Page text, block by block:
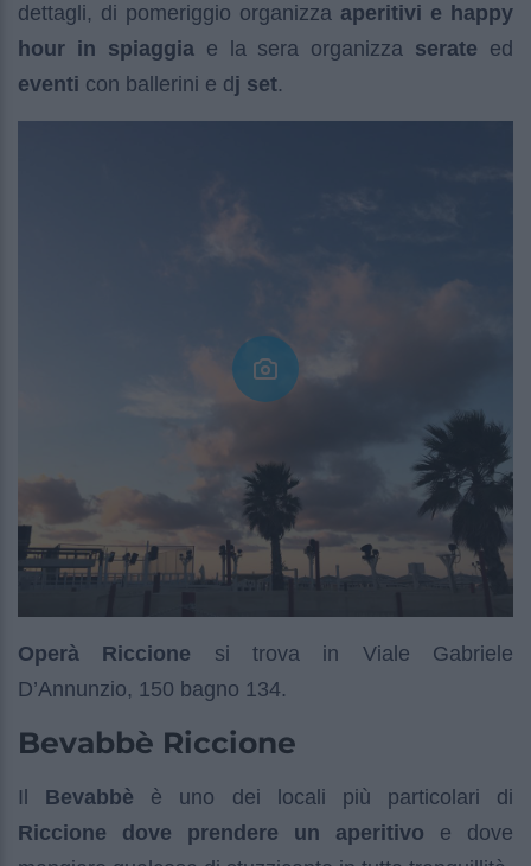
dettagli, di pomeriggio organizza aperitivi e happy
hour in spiaggiae la sera organizza serate ed
eventi con ballerini e d j set.
Operà Riccione si trova in Viale Gabriele
D’Annunzio, 150 bagno 134.
Bevabbè Riccione
Il Bevabbè è uno dei locali più particolari di
Riccione dove prendere un aperitivo e dove